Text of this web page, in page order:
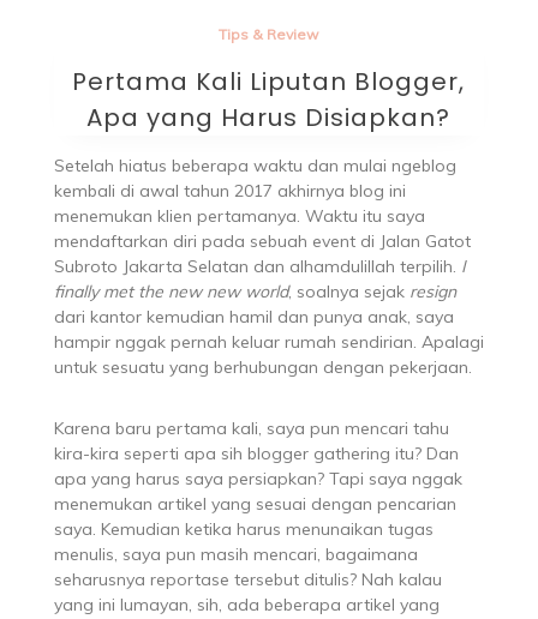
Tips & Review
Pertama Kali Liputan Blogger,
Apa yang Harus Disiapkan?
Setelah hiatus beberapa waktu dan mulai ngeblog
kembali di awal tahun 2017 akhirnya blog ini
menemukan klien pertamanya. Waktu itu saya
mendaftarkan diri pada sebuah event di Jalan Gatot
Subroto Jakarta Selatan dan alhamdulillah terpilih. I
finally met the new new world, soalnya sejak resign
dari kantor kemudian hamil dan punya anak, saya
hampir nggak pernah keluar rumah sendirian. Apalagi
untuk sesuatu yang berhubungan dengan pekerjaan.
Karena baru pertama kali, saya pun mencari tahu
kira-kira seperti apa sih blogger gathering itu? Dan
apa yang harus saya persiapkan? Tapi saya nggak
menemukan artikel yang sesuai dengan pencarian
saya. Kemudian ketika harus menunaikan tugas
menulis, saya pun masih mencari, bagaimana
seharusnya reportase tersebut ditulis? Nah kalau
yang ini lumayan, sih, ada beberapa artikel yang